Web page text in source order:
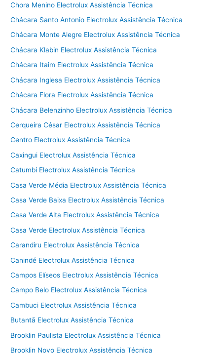
Chora Menino Electrolux Assistência Técnica
Chácara Santo Antonio Electrolux Assistência Técnica
Chácara Monte Alegre Electrolux Assistência Técnica
Chácara Klabin Electrolux Assistência Técnica
Chácara Itaim Electrolux Assistência Técnica
Chácara Inglesa Electrolux Assistência Técnica
Chácara Flora Electrolux Assistência Técnica
Chácara Belenzinho Electrolux Assistência Técnica
Cerqueira César Electrolux Assistência Técnica
Centro Electrolux Assistência Técnica
Caxingui Electrolux Assistência Técnica
Catumbi Electrolux Assistência Técnica
Casa Verde Média Electrolux Assistência Técnica
Casa Verde Baixa Electrolux Assistência Técnica
Casa Verde Alta Electrolux Assistência Técnica
Casa Verde Electrolux Assistência Técnica
Carandiru Electrolux Assistência Técnica
Canindé Electrolux Assistência Técnica
Campos Elíseos Electrolux Assistência Técnica
Campo Belo Electrolux Assistência Técnica
Cambuci Electrolux Assistência Técnica
Butantã Electrolux Assistência Técnica
Brooklin Paulista Electrolux Assistência Técnica
Brooklin Novo Electrolux Assistência Técnica